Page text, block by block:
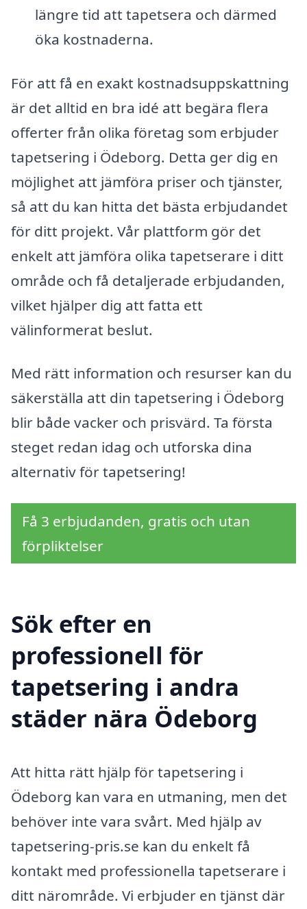
längre tid att tapetsera och därmed
öka kostnaderna.
För att få en exakt kostnadsuppskattning
är det alltid en bra idé att begära flera
offerter från olika företag som erbjuder
tapetsering i Ödeborg. Detta ger dig en
möjlighet att jämföra priser och tjänster,
så att du kan hitta det bästa erbjudandet
för ditt projekt. Vår plattform gör det
enkelt att jämföra olika tapetserare i ditt
område och få detaljerade erbjudanden,
vilket hjälper dig att fatta ett
välinformerat beslut.
Med rätt information och resurser kan du
säkerställa att din tapetsering i Ödeborg
blir både vacker och prisvärd. Ta första
steget redan idag och utforska dina
alternativ för tapetsering!
Få 3 erbjudanden, gratis och utan
förpliktelser
Sök efter en
professionell för
tapetsering i andra
städer nära Ödeborg
Att hitta rätt hjälp för tapetsering i
Ödeborg kan vara en utmaning, men det
behöver inte vara svårt. Med hjälp av
tapetsering-pris.se kan du enkelt få
kontakt med professionella tapetserare i
ditt närområde. Vi erbjuder en tjänst där